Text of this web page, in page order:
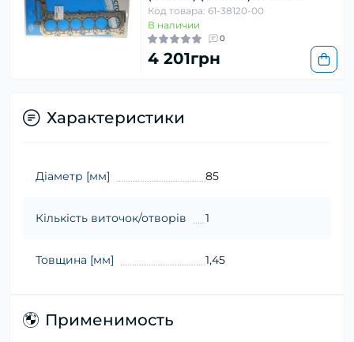
Код товара: 61-38120-00
В наличии
0
4 201грн
Характеристики
Діаметр [мм] 85
Кількість виточок/отворів 1
Товщина [мм] 1,45
Применимость